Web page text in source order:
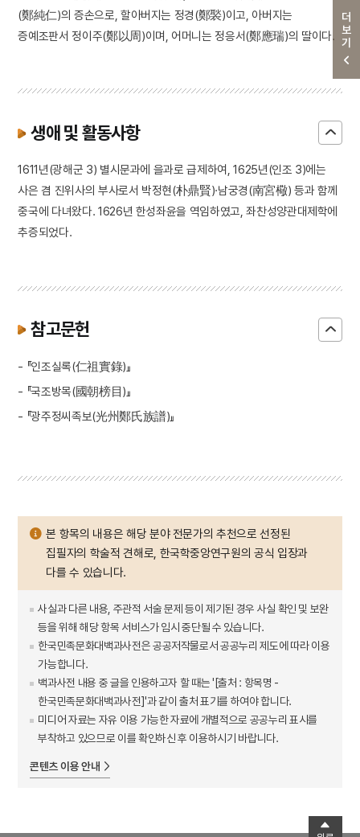
더보기
(鄭純仁)의 증손으로, 할아버지는 정경(鄭褧)이고, 아버지는
증예조판서 정이주(鄭以周)이며, 어머니는 정응서(鄭應瑞)의 딸이다.
생애 및 활동사항
1611년(광해군 3) 별시문과에 을과로 급제하여, 1625년(인조 3)에는
사은 겸 진위사의 부사로서 박정현(朴鼎賢)·남궁경(南宮㯳) 등과 함께
중국에 다녀왔다. 1626년 한성좌윤을 역임하였고, 좌찬성양관대제학에
추증되었다.
참고문헌
- 『인조실록(仁祖實錄)』
- 『국조방목(國朝榜目)』
- 『광주정씨족보(光州鄭氏族譜)』
본 항목의 내용은 해당 분야 전문가의 추천으로 선정된
집필자의 학술적 견해로, 한국학중앙연구원의 공식 입장과
다를 수 있습니다.
사실과 다른 내용, 주관적 서술 문제 등이 제기된 경우 사실 확인 및 보완
등을 위해 해당 항목 서비스가 임시 중단될 수 있습니다.
한국민족문화대백과사전은 공공저작물로서 공공누리 제도에 따라 이용
가능합니다.
백과사전 내용 중 글을 인용하고자 할 때는 '[출처 : 항목명 -
한국민족문화대백과사전]'과 같이 출처 표기를 하여야 합니다.
미디어 자료는 자유 이용 가능한 자료에 개별적으로 공공누리 표시를
부착하고 있으므로 이를 확인하신 후 이용하시기 바랍니다.
콘텐츠 이용 안내